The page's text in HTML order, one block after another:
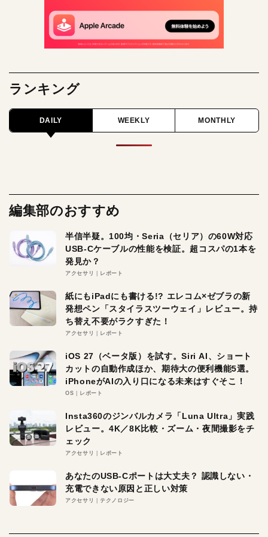
ランキング
DAILY WEEKLY MONTHLY
編集部のおすすめ
半信半疑。100均・Seria（セリア）の60W対応
USB-Cケーブルの性能を検証。超コスパの1本を
発見か？
アクセサリ レポート
紙にもiPadにも書ける!? エレコム×ゼブラの新
発想ペン「スタイラスツーウェイ」レビュー。持
ち替え不要がラクすぎた！
アクセサリ レポート
iOS 27（ベータ版）を試す。Siri AI、ショート
カットの自動作成ほか、期待大の便利機能5選。
iPhoneがAIの入り口になる未来はすぐそこ！
OS レポート
Insta360のジンバルカメラ「Luna Ultra」実践
レビュー。4K／8K比較・ズーム・夜間撮影をチ
ェック
アクセサリ レポート
あなたのUSB-Cポートは大丈夫？ 認識しない・
充電できない原因と正しい対策
アクセサリ テクノロジー